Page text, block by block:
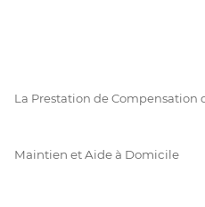
La Prestation de Compensation
Maintien et Aide à Domicile